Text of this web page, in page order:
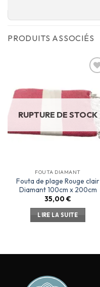
PRODUITS ASSOCIÉS
liste
RUPTURE DE STOCK
FOUTA DIAMANT
Fouta de plage Rouge clair
Diamant 100cm x 200cm
35,00 €
LIRE LA SUITE